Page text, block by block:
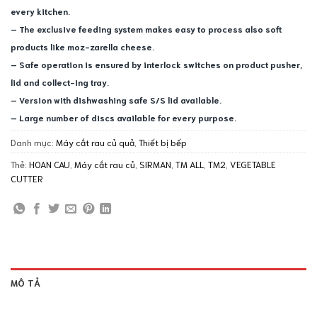
every kitchen.
– The exclusive feeding system makes easy to process also soft
products like moz-zarella cheese.
– Safe operation is ensured by interlock switches on product pusher,
lid and collect-ing tray.
– Version with dishwashing safe S/S lid available.
– Large number of discs available for every purpose.
Danh mục: Máy cắt rau củ quả Thiết bị bếp
Thẻ: HOAN CAU Máy cắt rau củ SIRMAN TM ALL TM2 VEGETABLE
CUTTER
MÔ TẢ